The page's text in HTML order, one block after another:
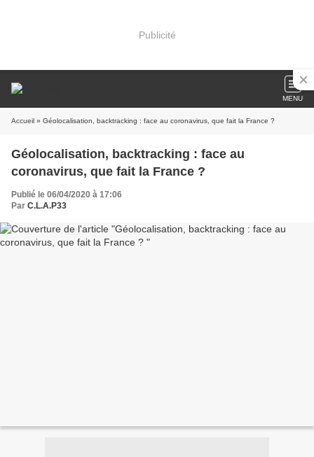
Publicité
MENU
Accueil » Géolocalisation, backtracking : face au coronavirus, que fait la France ?
Géolocalisation, backtracking : face au
coronavirus, que fait la France ?
Publié le 06/04/2020 à 17:06
Par C.L.A.P33